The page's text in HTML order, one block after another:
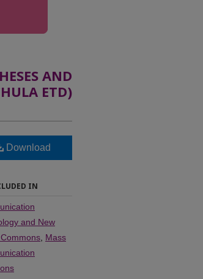
AND
ETD)
Download
IN
and New
Mass